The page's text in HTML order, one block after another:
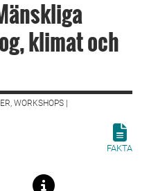
klimat och
WORKSHOPS |
FAKTA